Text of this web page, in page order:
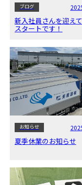
ブログ
新入社員さんを迎え
スタートです！
お知らせ
夏季休業のお知らせ